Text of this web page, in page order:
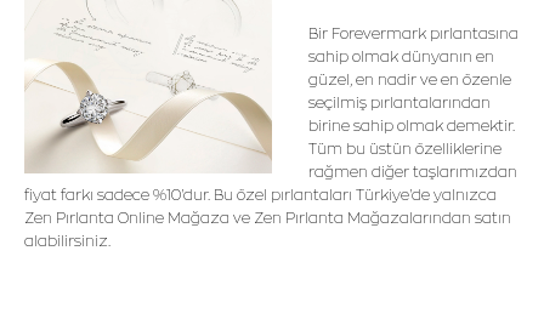
Bir Forevermark pırlantasına
sahip olmak dünyanın en
güzel, en nadir ve en özenle
seçilmiş pırlantalarından
birine sahip olmak demektir.
Tüm bu üstün özelliklerine
rağmen diğer taşlarımızdan
fiyat farkı sadece %10'dur. Bu özel pırlantaları Türkiye'de yalnızca
Zen Pırlanta Online Mağaza ve Zen Pırlanta Mağazalarından satın
alabilirsiniz.